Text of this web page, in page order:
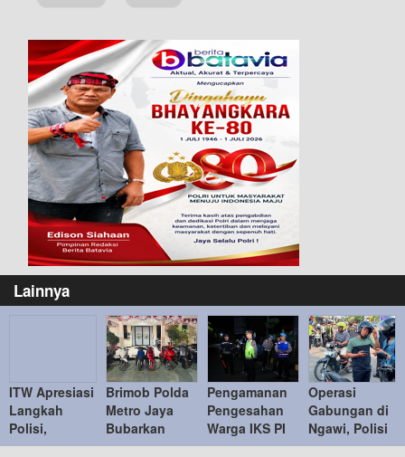
Lainnya
ITW Apresiasi
Langkah
Polisi,
Ingatkan
Brimob Polda
Metro Jaya
Bubarkan
Balap Liar,
Pengamanan
Pengesahan
Warga IKS PI
Kera Sakti
Operasi
Gabungan di
Ngawi, Polisi
Tindak